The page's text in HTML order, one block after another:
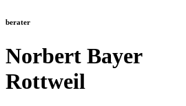
berater
Norbert Bayer
Rottweil